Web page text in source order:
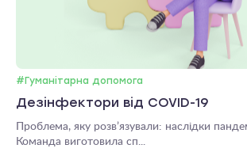
#Гуманітарна допомога
Дезінфектори від COVID-19
Проблема, яку розв’язували: наслідки
Команда виготовила сп...